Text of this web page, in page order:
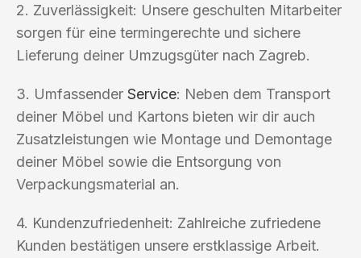
2. Zuverlässigkeit: Unsere geschulten Mitarbeiter
sorgen für eine termingerechte und sichere
Lieferung deiner Umzugsgüter nach Zagreb.
3. Umfassender Service: Neben dem Transport
deiner Möbel und Kartons bieten wir dir auch
Zusatzleistungen wie Montage und Demontage
deiner Möbel sowie die Entsorgung von
Verpackungsmaterial an.
4. Kundenzufriedenheit: Zahlreiche zufriedene
Kunden bestätigen unsere erstklassige Arbeit.